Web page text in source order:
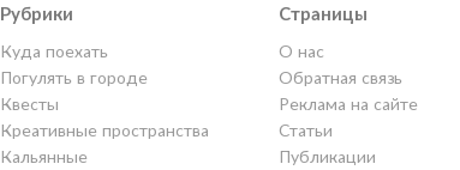
Рубрики
Куда поехать
Погулять в городе
Квесты
Креативные пространства
Кальянные
Страницы
О нас
Обратная связь
Реклама на сайте
Статьи
Публикации